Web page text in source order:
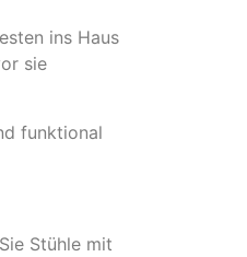
ins Haus
sie
funktional
Stühle mit